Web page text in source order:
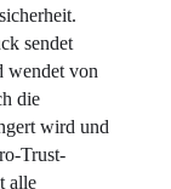
sendet
wendet von
die
wird und
Trust-
alle